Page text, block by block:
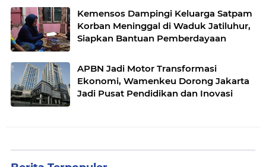
Kemensos Dampingi Keluarga Satpam
Korban Meninggal di Waduk Jatiluhur,
Siapkan Bantuan Pemberdayaan
APBN Jadi Motor Transformasi
Ekonomi, Wamenkeu Dorong Jakarta
Jadi Pusat Pendidikan dan Inovasi